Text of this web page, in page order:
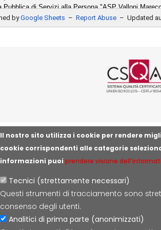
Il nostro sito utilizza i cookie per rendere
cookie corrispondenti alle categorie
informazioni puoiprendere visione
Tecnici (strettamente necessari)
Questi strumenti di tracciamento sono
consenso degli utenti.
Analitici di prima parte (anonimizzati)
Logo